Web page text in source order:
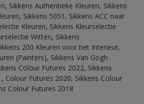
Sikkens Authentieke Kleuren, Sikkens
Sikkens 5051, Sikkens ACC naar
Kleuren, Sikkens Kleurselectie
Witten, Sikkens
200 Kleuren voor het Interieur,
(Painters), Sikkens Van Gogh
Colour Futures 2022, Sikkens
Colour Futures 2020, Sikkens Colour
Colour Futures 2018